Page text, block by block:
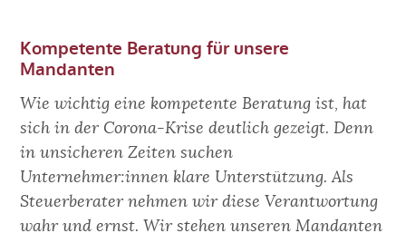
Kompetente Beratung für unsere
Mandanten
Wie wichtig eine kompetente Beratung ist, hat
sich in der Corona-Krise deutlich gezeigt. Denn
in unsicheren Zeiten suchen
Unternehmer:innen klare Unterstützung. Als
Steuerberater nehmen wir diese Verantwortung
wahr und ernst. Wir stehen unseren Mandanten